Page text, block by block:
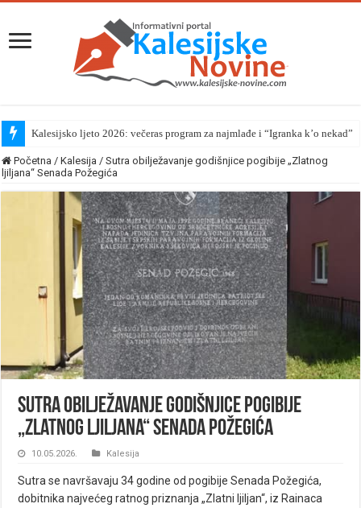
Kalesijsko ljeto 2026: večeras program za najmlađe i “Igranka k’o nekad”
Početna / Kalesija / Sutra obilježavanje godišnjice pogibije „Zlatnog
ljiljana“ Senada Požegića
Sutra obilježavanje godišnjice pogibije
„Zlatnog ljiljana“ Senada Požegića
10.05.2026. Kalesija
Sutra se navršavaju 34 godine od pogibije Senada Požegića,
dobitnika najvećeg ratnog priznanja „Zlatni ljiljan“, iz Rainaca